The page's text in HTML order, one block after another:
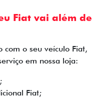
Fiat vai além de
com o seu veículo Fiat,
em nossa loja:
Fiat;